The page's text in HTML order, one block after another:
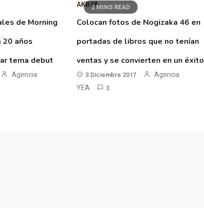
de Morning
20 años
tema debut
Agencia
2 MINS READ
AKB48
Colocan fotos de Nogizaka 46 en
portadas de libros que no tenían
ventas y se convierten en un éxito
3 Diciembre 2017
Agencia
YEA
3